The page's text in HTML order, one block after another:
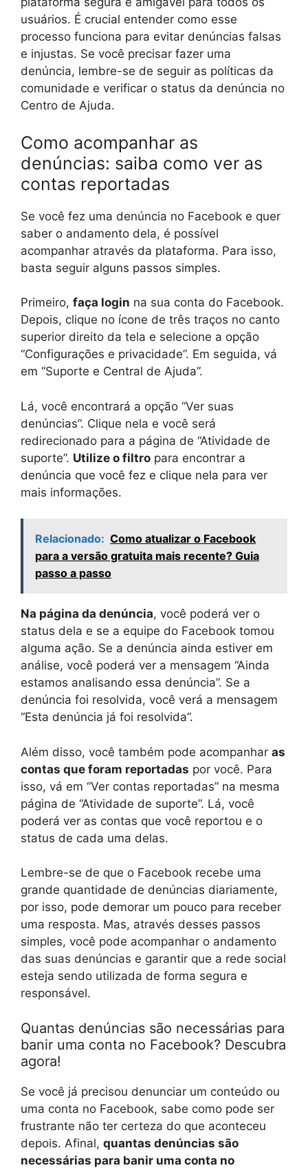
usuários. É crucial entender como esse
processo funciona para evitar denúncias falsas
e injustas. Se você precisar fazer uma
denúncia, lembre-se de seguir as políticas da
comunidade e verificar o status da denúncia no
Centro de Ajuda.
Como acompanhar as
denúncias: saiba como ver as
contas reportadas
Se você fez uma denúncia no Facebook e quer
saber o andamento dela, é possível
acompanhar através da plataforma. Para isso,
basta seguir alguns passos simples.
Primeiro, faça login na sua conta do Facebook.
Depois, clique no ícone de três traços no canto
superior direito da tela e selecione a opção
“Configurações e privacidade”. Em seguida, vá
em “Suporte e Central de Ajuda”.
Lá, você encontrará a opção “Ver suas
denúncias”. Clique nela e você será
redirecionado para a página de “Atividade de
suporte”. Utilize o filtro para encontrar a
denúncia que você fez e clique nela para ver
mais informações.
Relacionado: Como atualizar o Facebook
para a versão gratuita mais recente? Guia
passo a passo
Na página da denúncia, você poderá ver o
status dela e se a equipe do Facebook tomou
alguma ação. Se a denúncia ainda estiver em
análise, você poderá ver a mensagem “Ainda
estamos analisando essa denúncia”. Se a
denúncia foi resolvida, você verá a mensagem
“Esta denúncia já foi resolvida”.
Além disso, você também pode acompanhar as
contas que foram reportadas por você. Para
isso, vá em “Ver contas reportadas” na mesma
página de “Atividade de suporte”. Lá, você
poderá ver as contas que você reportou e o
status de cada uma delas.
Lembre-se de que o Facebook recebe uma
grande quantidade de denúncias diariamente,
por isso, pode demorar um pouco para receber
uma resposta. Mas, através desses passos
simples, você pode acompanhar o andamento
das suas denúncias e garantir que a rede social
esteja sendo utilizada de forma segura e
responsável.
Quantas denúncias são necessárias para
banir uma conta no Facebook? Descubra
agora!
Se você já precisou denunciar um conteúdo ou
uma conta no Facebook, sabe como pode ser
frustrante não ter certeza do que aconteceu
depois. Afinal, quantas denúncias são
necessárias para banir uma conta no